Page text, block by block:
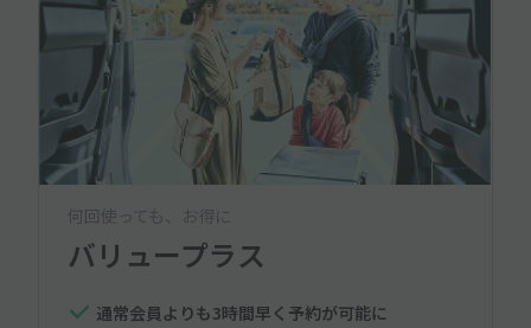
何回使っても、お得に
バリュープラス
通常会員よりも3時間早く予約が可能に